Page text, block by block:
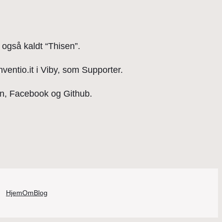
kaldt “Thisen”.
i Viby, som Supporter.
Facebook og Github.
HjemOmBlog